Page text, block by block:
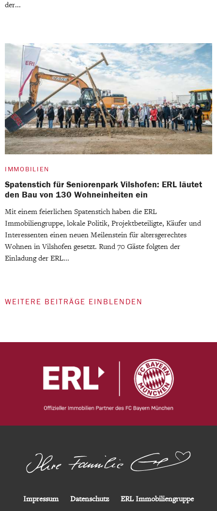
der...
IMMOBILIEN
Spatenstich für Seniorenpark Vilshofen: ERL läutet
den Bau von 130 Wohneinheiten ein
Mit einem feierlichen Spatenstich haben die ERL
Immobiliengruppe, lokale Politik, Projektbeteiligte, Käufer und
Interessenten einen neuen Meilenstein für altersgerechtes
Wohnen in Vilshofen gesetzt. Rund 70 Gäste folgten der
Einladung der ERL...
WEITERE BEITRÄGE EINBLENDEN
Impressum Datenschutz ERL Immobiliengruppe